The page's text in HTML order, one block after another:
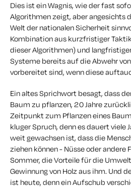
Dies ist ein Wagnis, wie der fast
Algorithmen zeigt, aber angesichts
Welt der nationalen Sicherheit
Kombination aus kurzfristiger
dieser Algorithmen) und
Systeme bereits auf die Abwehr
vorbereitet sind, wenn diese
Ein altes Sprichwort besagt, dass
Baum zu pflanzen, 20 Jahre
Zeitpunkt zum Pflanzen eines
kluger Spruch, denn es dauert viele
weit gewachsen ist, dass die
ziehen können - Nüsse oder andere
Sommer, die Vorteile für die
Gewinnung von Holz aus ihm. Und
ist heute, denn ein Aufschub